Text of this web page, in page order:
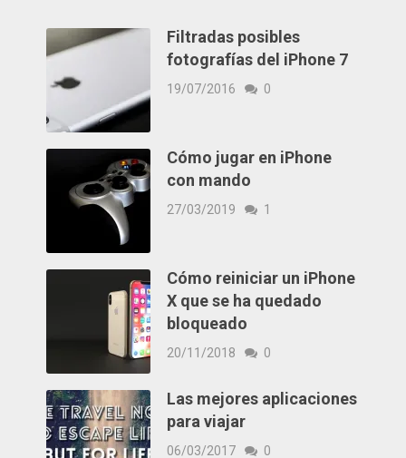
Filtradas posibles
fotografías del iPhone 7
19/07/2016 0
Cómo jugar en iPhone
con mando
27/03/2019 1
Cómo reiniciar un iPhone
X que se ha quedado
bloqueado
20/11/2018 0
Las mejores aplicaciones
para viajar
06/03/2017 0